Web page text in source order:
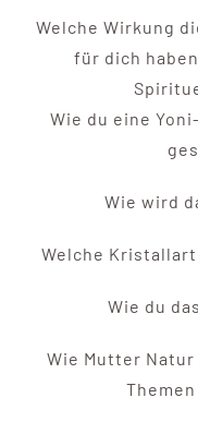
Welche Wirkung
für dich
Wie du eine
Wie wird
Welche
Wie du
Wie Mutter